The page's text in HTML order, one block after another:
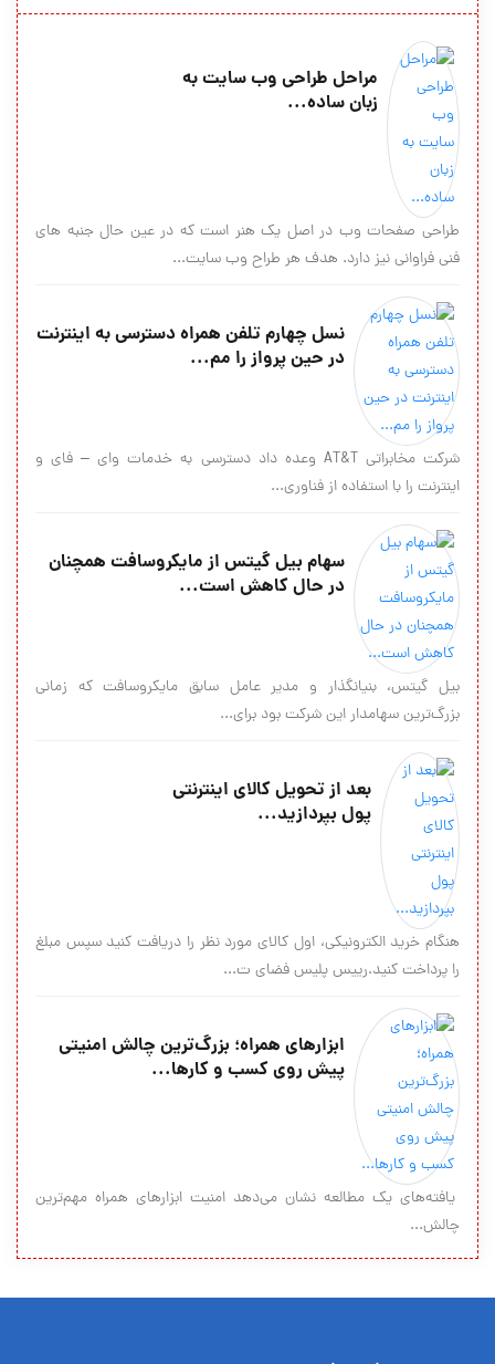
مراحل طراحی وب سایت به
زبان ساده...
طراحی صفحات وب در اصل یک هنر است که در عین حال جنبه های
فنی فراوانی نیز دارد. هدف هر طراح وب سایت...
نسل چهارم تلفن همراه دسترسی به اینترنت
در حین پرواز را مم...
شرکت مخابراتی AT&T وعده داد دسترسی به خدمات وای – فای و
اینترنت را با استفاده از فناوری...
سهام بیل گیتس از مایکروسافت همچنان
در حال کاهش است...
بیل گیتس، بنیانگذار و مدیر عامل سابق مایکروسافت که زمانی
بزرگ‌ترین سهامدار این شرکت بود برای...
بعد از تحویل کالای اینترنتی
پول بپردازید...
هنگام خرید الکترونیکی، اول کالای مورد نظر را دریافت کنید سپس مبلغ
را پرداخت کنید.رییس پلیس فضای ت...
ابزارهای همراه؛ بزرگ‌ترین چالش امنیتی
پیش روی کسب و کارها...
یافته‏‌های یک مطالعه نشان می‌‏دهد امنیت ابزارهای همراه مهم‌ترین
چالش...